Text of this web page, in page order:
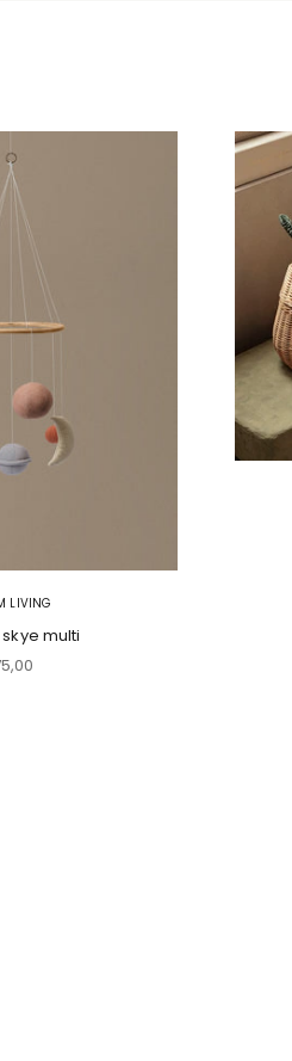
LIVING
multi